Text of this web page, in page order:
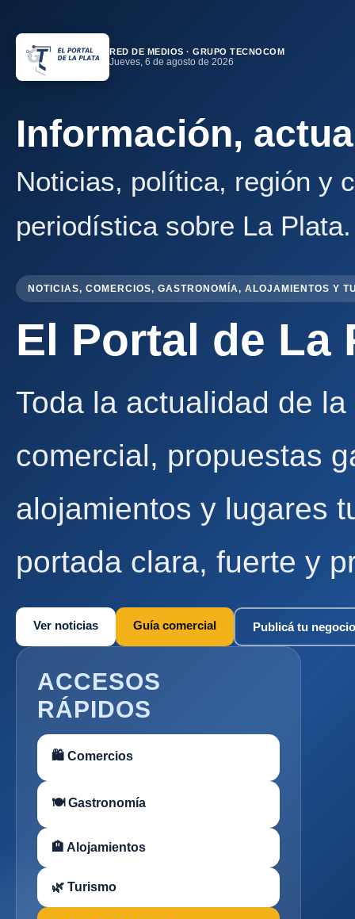
RED DE MEDIOS · GRUPO TECNOCOM
Jueves, 6 de agosto de 2026
Información,
Noticias, política, región y
periodística sobre La Plata.
NOTICIAS, COMERCIOS, GASTRONOMÍA, ALOJAMIENTOS Y
El Portal de La
Toda la actualidad de
comercial, propuestas
alojamientos y lugares
portada clara, fuerte y
Ver noticias Guía comercial Publicá tu negocio
ACCESOS
RÁPIDOS
🛍 Comercios
🍽 Gastronomía
🏨 Alojamientos
🌿 Turismo